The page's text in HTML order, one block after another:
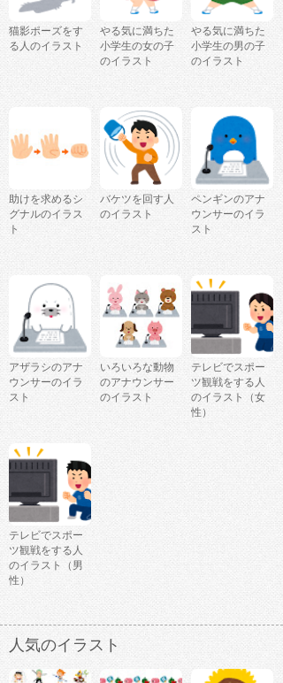
猫影ポーズをす
る人のイラスト
やる気に満ちた
小学生の女の子
のイラスト
やる気に満ちた
小学生の男の子
のイラスト
助けを求めるシ
グナルのイラス
ト
バケツを回す人
のイラスト
ペンギンのアナ
ウンサーのイラ
スト
アザラシのアナ
ウンサーのイラ
スト
いろいろな動物
のアナウンサー
のイラスト
テレビでスポー
ツ観戦をする人
のイラスト（女
性）
テレビでスポー
ツ観戦をする人
のイラスト（男
性）
人気のイラスト